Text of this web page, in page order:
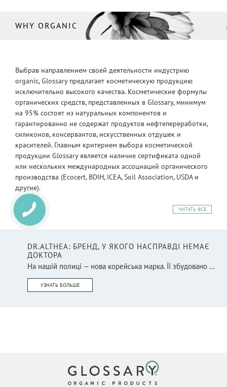
WHY ORGANIC
Выбрав направлением своей деятельности индустрию
organic, Glossary предлагает косметическую продукцию
исключительно высокого качества. Косметические формулы
органических средств, представленных в Glossary, минимум
на 95% состоят из натуральных компонентов и
гарантированно не содержат продуктов нефтепереработки,
силиконов, консервантов, искусственных отдушек и
красителей. Главным критерием выбора косметической
продукции Glossary является наличие сертификата одной
или нескольких международных ассоциаций органического
производства (Ecocert, BDIH, ICEA, Soil Association, USDA и
другие).
ЧИТАТЬ ВСЕ
DR.ALTHEA: БРЕНД, У ЯКОГО НАСПРАВДІ НЕМАЄ
ДОКТОРА
На нашій полиці — нова корейська марка. Її збудовано ...
УЗНАТЬ БОЛЬШЕ